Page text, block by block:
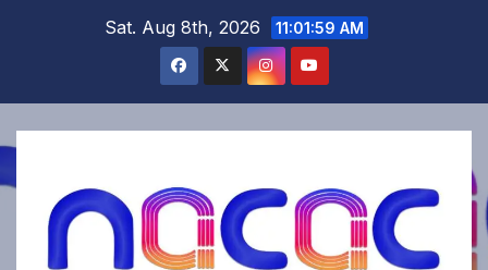
Sat. Aug 8th, 2026 11:01:59 AM